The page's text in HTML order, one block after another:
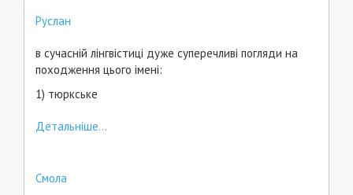
Руслан
в сучасній лінгвістиці дуже суперечливі погляди на
походження цього імені:
1) тюркське
Детальніше...
Смола